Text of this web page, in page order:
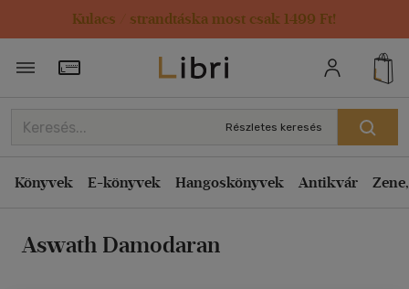
Kulacs / strandtáska most csak 1499 Ft!
Törzsvásárlói Kártya adatai
Részletes keresés
Könyvek E-könyvek Hangoskönyvek Antikvár
Aswath Damodaran
Rendezés
Kiadás éve szerint csökkenő
Ár szerint csökkenő
Eladott darabszám szerint csökkenő